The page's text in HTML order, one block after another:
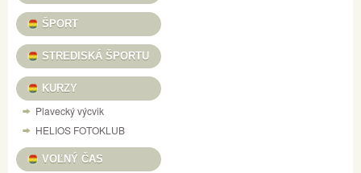
ŠPORT
STREDISKÁ ŠPORTU
KURZY
Plavecký výcvik
HELIOS FOTOKLUB
VOĽNÝ ČAS